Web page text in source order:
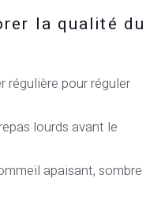
la qualité du
régulière pour réguler
lourds avant le
apaisant, sombre